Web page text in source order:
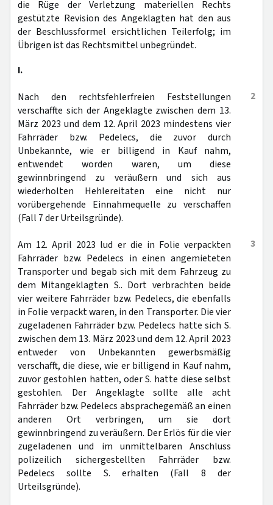
die Rüge der Verletzung materiellen Rechts
gestützte Revision des Angeklagten hat den aus
der Beschlussformel ersichtlichen Teilerfolg; im
Übrigen ist das Rechtsmittel unbegründet.
I.
2
Nach den rechtsfehlerfreien Feststellungen
verschaffte sich der Angeklagte zwischen dem 13.
März 2023 und dem 12. April 2023 mindestens vier
Fahrräder bzw. Pedelecs, die zuvor durch
Unbekannte, wie er billigend in Kauf nahm,
entwendet worden waren, um diese
gewinnbringend zu veräußern und sich aus
wiederholten Hehlereitaten eine nicht nur
vorübergehende Einnahmequelle zu verschaffen
(Fall 7 der Urteilsgründe).
3
Am 12. April 2023 lud er die in Folie verpackten
Fahrräder bzw. Pedelecs in einen angemieteten
Transporter und begab sich mit dem Fahrzeug zu
dem Mitangeklagten S.. Dort verbrachten beide
vier weitere Fahrräder bzw. Pedelecs, die ebenfalls
in Folie verpackt waren, in den Transporter. Die vier
zugeladenen Fahrräder bzw. Pedelecs hatte sich S.
zwischen dem 13. März 2023 und dem 12. April 2023
entweder von Unbekannten gewerbsmäßig
verschafft, die diese, wie er billigend in Kauf nahm,
zuvor gestohlen hatten, oder S. hatte diese selbst
gestohlen. Der Angeklagte sollte alle acht
Fahrräder bzw. Pedelecs absprachegemäß an einen
anderen Ort verbringen, um sie dort
gewinnbringend zu veräußern. Der Erlös für die vier
zugeladenen und im unmittelbaren Anschluss
polizeilich sichergestellten Fahrräder bzw.
Pedelecs sollte S. erhalten (Fall 8 der
Urteilsgründe).